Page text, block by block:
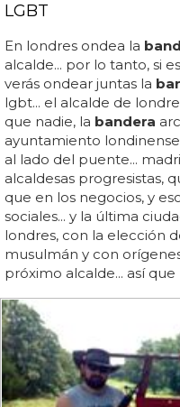
LGBT
En londres ondea la
alcalde... por lo tanto, si
verás ondear juntas la
lgbt... el alcalde de
que nadie, la bandera
ayuntamiento
al lado del puente...
alcaldesas progresistas,
que en los negocios, y
sociales... y la última
londres, con la elección
musulmán y con
próximo alcalde... así